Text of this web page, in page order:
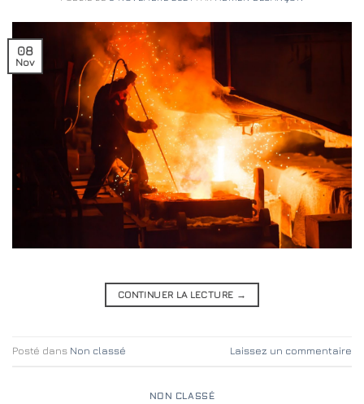
08
Nov
CONTINUER LA LECTURE →
Posté dans Non classé Laissez un commentaire
NON CLASSÉ